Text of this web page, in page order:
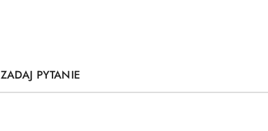
ZADAJ PYTANIE